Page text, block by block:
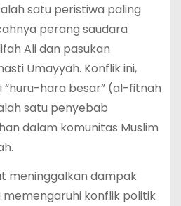
satu peristiwa paling
perang saudara
Ali dan pasukan
Umayyah. Konflik ini,
“huru-hara besar” (al-fitnah
satu penyebab
dalam komunitas Muslim
meninggalkan dampak
konflik politik